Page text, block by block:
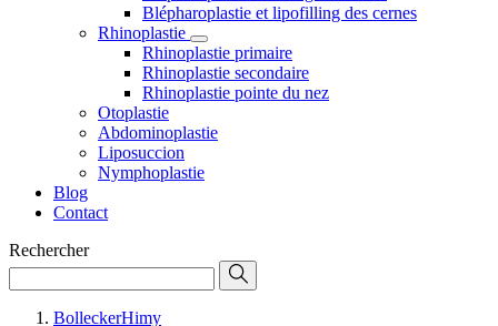
Blépharoplastie et lipofilling des cernes
Rhinoplastie
Rhinoplastie primaire
Rhinoplastie secondaire
Rhinoplastie pointe du nez
Otoplastie
Abdominoplastie
Liposuccion
Nymphoplastie
Blog
Contact
Rechercher
BolleckerHimy